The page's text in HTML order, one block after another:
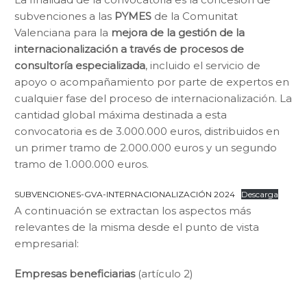
subvenciones a las PYMES de la Comunitat
Valenciana para la mejora de la gestión de la
internacionalización a través de procesos de
consultoría especializada, incluido el servicio de
apoyo o acompañamiento por parte de expertos en
cualquier fase del proceso de internacionalización. La
cantidad global máxima destinada a esta
convocatoria es de 3.000.000 euros, distribuidos en
un primer tramo de 2.000.000 euros y un segundo
tramo de 1.000.000 euros.
SUBVENCIONES-GVA-INTERNACIONALIZACIÓN 2024 Descarga
A continuación se extractan los aspectos más
relevantes de la misma desde el punto de vista
empresarial:
Empresas beneficiarias(artículo 2)